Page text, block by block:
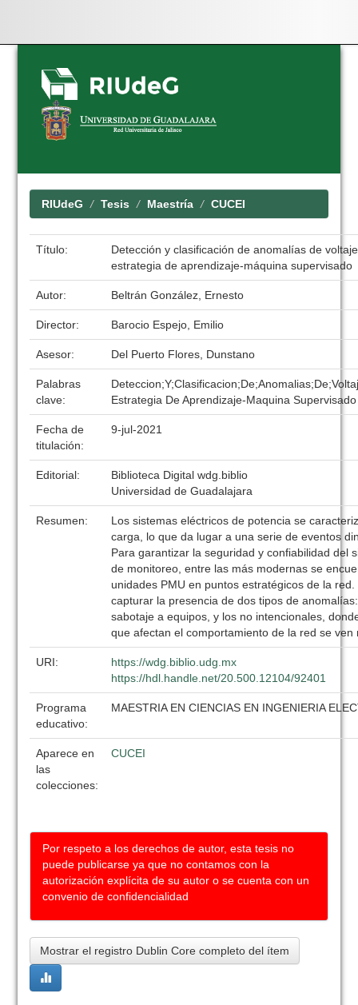
Skip
navigation
RIUdeG Tesis Maestría CUCEI
Título:
Detección y clasificación de anomalías de
estrategia de aprendizaje-máquina supervisado
Autor: Beltrán González, Ernesto
Director: Barocio Espejo, Emilio
Asesor: Del Puerto Flores, Dunstano
Palabras
clave:
Estrategia De Aprendizaje-Maquina Supervisado
Fecha de
titulación:
9-jul-2021
Editorial:
Biblioteca Digital wdg.biblio
Universidad de Guadalajara
Resumen:
Los sistemas eléctricos de potencia se
carga, lo que da lugar a una serie de eventos
Para garantizar la seguridad y confiabilidad del
de monitoreo, entre las más modernas se
unidades PMU en puntos estratégicos de la
capturar la presencia de dos tipos de
sabotaje a equipos, y los no intencionales,
que afectan el comportamiento de la red se
URI:
https://wdg.biblio.udg.mx
https://hdl.handle.net/20.500.12104/92401
Programa
educativo:
MAESTRIA EN CIENCIAS EN INGENIERIA
Aparece en
las
colecciones:
CUCEI
Por respeto a los derechos de autor, esta tesis no
puede publicarse ya que no contamos con la
autorización explícita de su autor o se cuenta con un
convenio de confidencialidad
Mostrar el registro Dublin Core completo del ítem